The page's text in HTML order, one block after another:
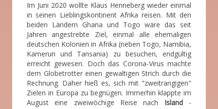
Im Juni 2020 wollte Klaus Henneberg wieder einmal
in seinen Lieblingskontinent Afrika reisen. Mit den
beiden Ländern Ghana und Togo wäre das seit
Jahren angestrebte Ziel, einmal alle ehemaligen
deutschen Kolonien in Afrika (neben Togo, Namibia,
Kamerun und Tansania) zu besuchen, endgültig
erreicht gewesen. Doch das Corona-Virus machte
dem Globetrotter einen gewaltigen Strich durch die
Rechnung. Daher hieß es, sich mit "zweitrangigen"
Zielen in Europa zu begnügen. Immerhin klappte im
August eine zweiwöchige Reise nach Island-